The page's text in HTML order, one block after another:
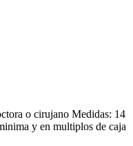
o cirujano Medidas: 14
y en multiplos de caja